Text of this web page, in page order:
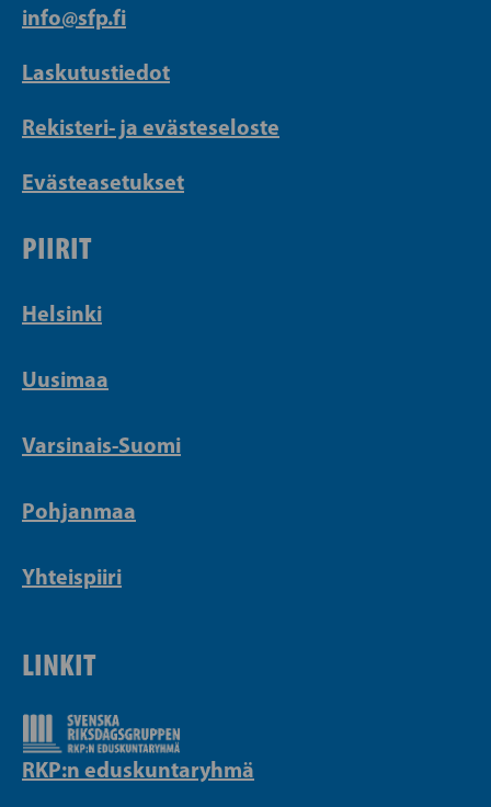
info@sfp.fi
Laskutustiedot
Rekisteri- ja evästeseloste
Evästeasetukset
PIIRIT
Helsinki
Uusimaa
Varsinais-Suomi
Pohjanmaa
Yhteispiiri
LINKIT
RKP:n eduskuntaryhmä